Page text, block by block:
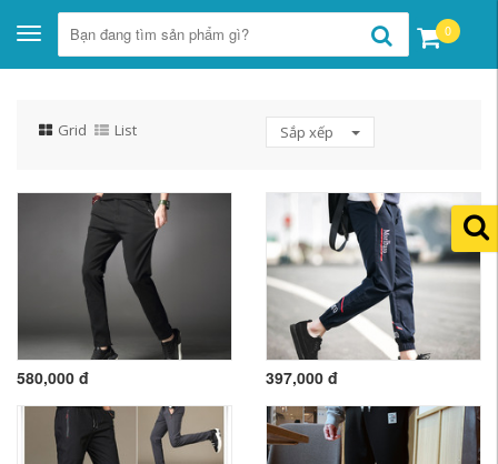
Toggle
navigation
0
Grid List Sắp xếp
580,000 đ 397,000 đ